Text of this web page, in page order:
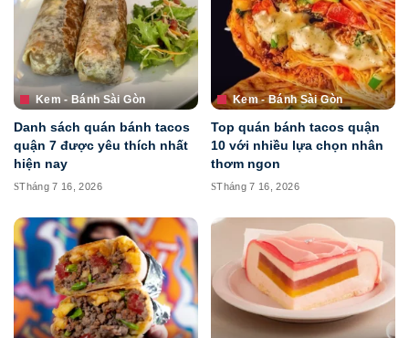
Kem - Bánh Sài Gòn
Danh sách quán bánh tacos
quận 7 được yêu thích nhất
hiện nay
Tháng 7 16, 2026
Kem - Bánh Sài Gòn
Top quán bánh tacos quận
10 với nhiều lựa chọn nhân
thơm ngon
Tháng 7 16, 2026